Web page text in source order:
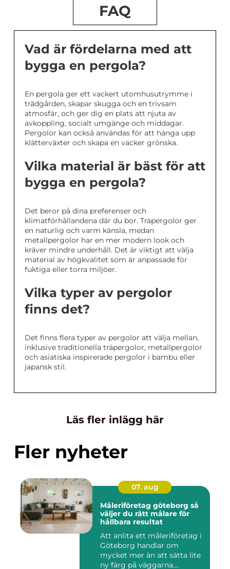
FAQ
Vad är fördelarna med att
bygga en pergola?
En pergola ger ett vackert utomhusutrymme i
trädgården, skapar skugga och en trivsam
atmosfär, och ger dig en plats att njuta av
avkoppling, socialt umgänge och middagar.
Pergolor kan också användas för att hänga upp
klätterväxter och skapa en vacker grönska.
Vilka material är bäst för att
bygga en pergola?
Det beror på dina preferenser och
klimatförhållandena där du bor. Träpergolor ger
en naturlig och varm känsla, medan
metallpergolor har en mer modern look och
kräver mindre underhåll. Det är viktigt att välja
material av högkvalitet som är anpassade för
fuktiga eller torra miljöer.
Vilka typer av pergolor
finns det?
Det finns flera typer av pergolor att välja mellan,
inklusive traditionella träpergolor, metallpergolor
och asiatiska inspirerade pergolor i bambu eller
japansk stil.
Läs fler inlägg här
Fler nyheter
07. aug
Måleriföretag göteborg så
väljer du rätt målare för
hållbara resultat
Att anlita ett måleriföretag i
Göteborg handlar om
mycket mer än att sätta lite
ny färg på väggarna....